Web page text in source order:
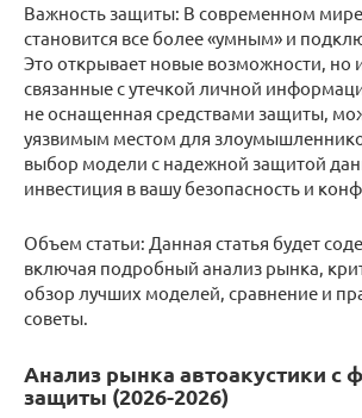
Важность защиты: В современном
становится все более «умным» и
Это открывает новые возможности, но
связанные с утечкой личной
не оснащенная средствами защиты,
уязвимым местом для
выбор модели с надежной защитой
инвестиция в вашу безопасность и
Объем статьи: Данная статья будет
включая подробный анализ рынка,
обзор лучших моделей, сравнение и
советы.
Анализ рынка автоакустики с
защиты (2026-2026)